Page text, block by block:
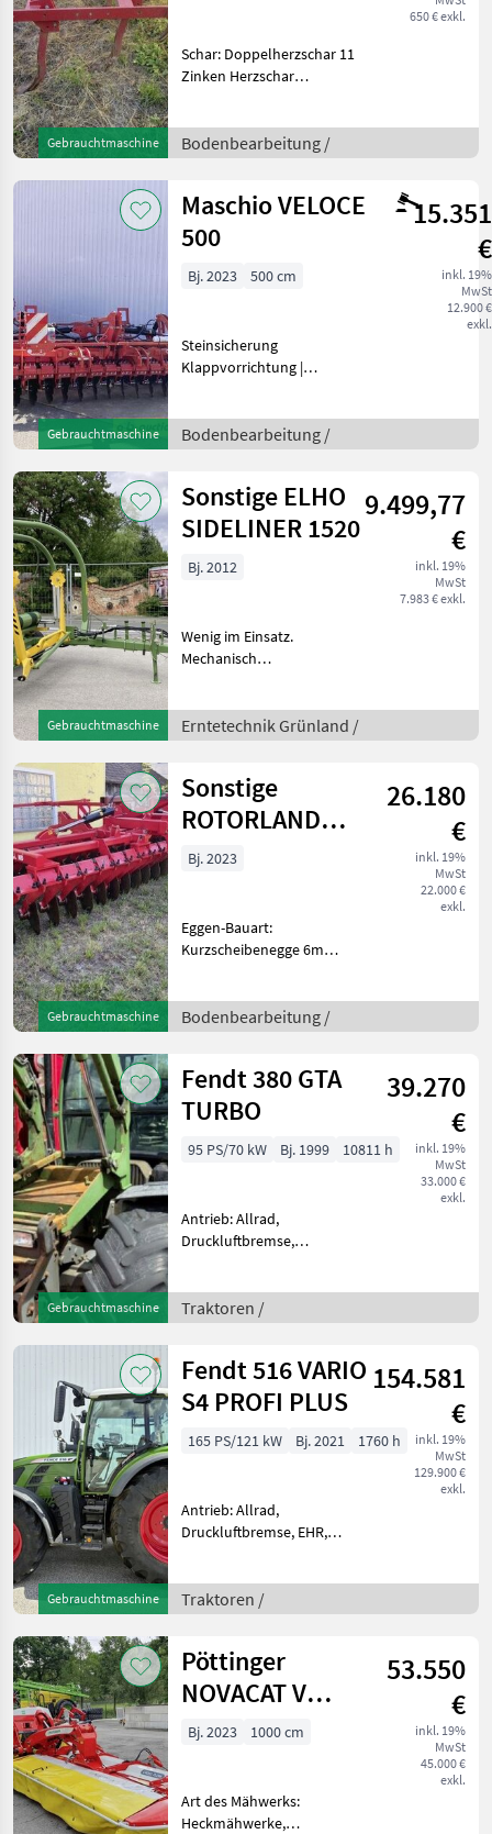
Gebrauchtmaschine
650 € exkl.
Schar: Doppelherzschar 11
Zinken Herzschar
steht an unserem BayWa
Standort in DE - 92431
Ihnen
Bodenbearbeitung /
Gebrauchtmaschine
Maschio VELOCE
500
15.351
€
inkl. 19%
MwSt
12.900 €
exkl.
Bj. 2023 500 cm
Steinsicherung
Klappvorrichtung |
Lagermaschine - nicht
eingesetztU-RINGWALZE
TIEFENFÜHRUNG
Bodenbearbeitung /
Gebrauchtmaschine
Sonstige ELHO
SIDELINER 1520
9.499,77
€
inkl. 19%
MwSt
7.983 € exkl.
Bj. 2012
Wenig im Einsatz.
Mechanisch
Wald zur
Besichtigung.Gerne steht
0049 151 1610 4989
Erntetechnik Grünland /
Gebrauchtmaschine
Sonstige
ROTORLAND
GAL-C6.0H
26.180
€
inkl. 19%
MwSt
22.000 €
exkl.
Bj. 2023
Eggen-Bauart:
Kurzscheibenegge 6m
2023Packer
SchneidringwalzeRandblech
Scheiben gezacktDiese
Maschine steht
Bodenbearbeitung /
Gebrauchtmaschine
Fendt 380 GTA
TURBO
39.270
€
inkl. 19%
MwSt
33.000 €
exkl.
95 PS/70 kW Bj. 1999 10811 h
Antrieb: Allrad,
Druckluftbremse,
km/h: 40 km/h, Kriechgang,
Luftsitz,
540/1000, Fronthydraulik
Fend
Traktoren /
Gebrauchtmaschine
Fendt 516 VARIO
S4 PROFI PLUS
154.581
€
inkl. 19%
MwSt
129.900 €
exkl.
165 PS/121 kW Bj. 2021 1760 h
Antrieb: Allrad,
Druckluftbremse, EHR,
Höchstgeschwindigkeit in
km/h: 50 km/h, Luftsitz,
540/750/1000, Fronthydrau
Traktoren /
Pöttinger
NOVACAT V
10000 CF
53.550
€
inkl. 19%
MwSt
45.000 €
exkl.
Bj. 2023 1000 cm
Art des Mähwerks:
Heckmähwerke,